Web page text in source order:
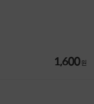
1,600원